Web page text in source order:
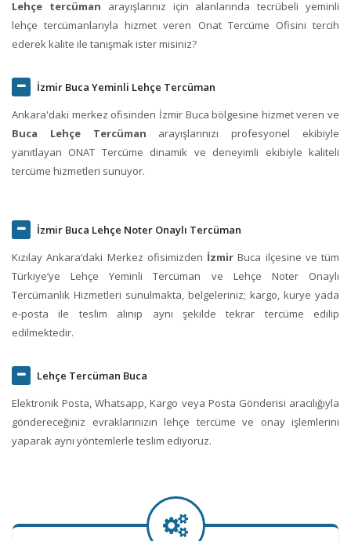
Lehçe tercüman arayışlarınız için alanlarında tecrübeli yeminli
lehçe tercümanlarıyla hizmet veren Onat Tercüme Ofisini tercih
ederek kalite ile tanışmak ister misiniz?
İzmir Buca Yeminli Lehçe Tercüman
Ankara'daki merkez ofisinden İzmir Buca bölgesine hizmet veren ve
Buca Lehçe Tercüman arayışlarınızı profesyonel ekibiyle
yanıtlayan ONAT Tercüme dinamik ve deneyimli ekibiyle kaliteli
tercüme hizmetleri sunuyor.
İzmir Buca Lehçe Noter Onaylı Tercüman
Kızılay Ankara‘daki Merkez ofisimizden İzmir Buca ilçesine ve tüm
Türkiye’ye Lehçe Yeminli Tercüman ve Lehçe Noter Onaylı
Tercümanlık Hizmetleri sunulmakta, belgeleriniz; kargo, kurye yada
e-posta ile teslim alınıp aynı şekilde tekrar tercüme edilip
edilmektedir.
Lehçe Tercüman Buca
Elektronik Posta, Whatsapp, Kargo veya Posta Gönderisi aracılığıyla
göndereceğiniz evraklarınızın lehçe tercüme ve onay işlemlerini
yaparak aynı yöntemlerle teslim ediyoruz.